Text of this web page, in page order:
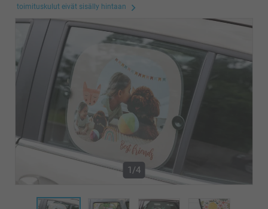
toimituskulut eivät sisälly hintaan
1/4